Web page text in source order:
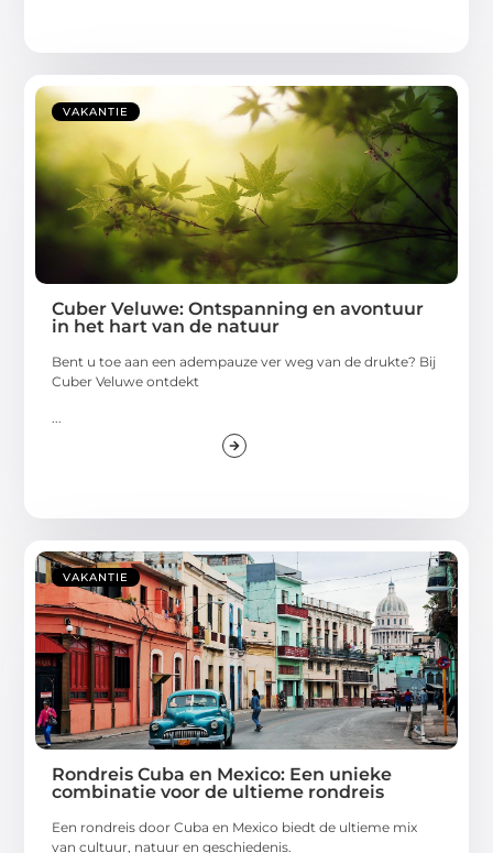
VAKANTIE
Cuber Veluwe: Ontspanning en avontuur
in het hart van de natuur
Bent u toe aan een adempauze ver weg van de drukte? Bij
Cuber Veluwe ontdekt
VAKANTIE
Rondreis Cuba en Mexico: Een unieke
combinatie voor de ultieme rondreis
Een rondreis door Cuba en Mexico biedt de ultieme mix
van cultuur, natuur en geschiedenis.